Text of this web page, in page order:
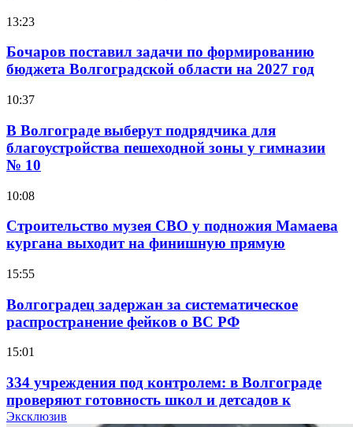
13:23
Бочаров поставил задачи по формированию
бюджета Волгоградской области на 2027 год
10:37
В Волгограде выберут подрядчика для
благоустройства пешеходной зоны у гимназии
№ 10
10:08
Строительство музея СВО у подножия Мамаева
кургана выходит на финишную прямую
15:55
Волгоградец задержан за систематическое
распространение фейков о ВС РФ
15:01
334 учреждения под контролем: в Волгограде
проверяют готовность школ и детсадов к
учебному году
Эксклюзив